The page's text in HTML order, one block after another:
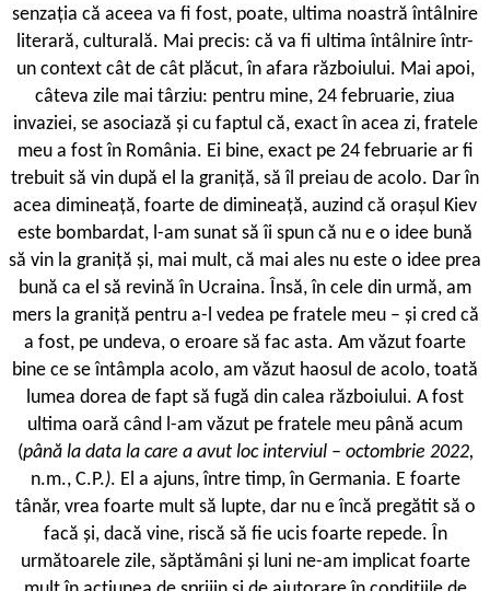
senzația că aceea va fi fost, poate, ultima noastră întâlnire
literară, culturală. Mai precis: că va fi ultima întâlnire într-
un context cât de cât plăcut, în afara războiului. Mai apoi,
câteva zile mai târziu: pentru mine, 24 februarie, ziua
invaziei, se asociază și cu faptul că, exact în acea zi, fratele
meu a fost în România. Ei bine, exact pe 24 februarie ar fi
trebuit să vin după el la graniță, să îl preiau de acolo. Dar în
acea dimineață, foarte de dimineață, auzind că orașul Kiev
este bombardat, l-am sunat să îi spun că nu e o idee bună
să vin la graniță și, mai mult, că mai ales nu este o idee prea
bună ca el să revină în Ucraina. Însă, în cele din urmă, am
mers la graniță pentru a-l vedea pe fratele meu – și cred că
a fost, pe undeva, o eroare să fac asta. Am văzut foarte
bine ce se întâmpla acolo, am văzut haosul de acolo, toată
lumea dorea de fapt să fugă din calea războiului. A fost
ultima oară când l-am văzut pe fratele meu până acum
(până la data la care a avut loc interviul – octombrie 2022,
n.m., C.P.). El a ajuns, între timp, în Germania. E foarte
tânăr, vrea foarte mult să lupte, dar nu e încă pregătit să o
facă și, dacă vine, riscă să fie ucis foarte repede. În
următoarele zile, săptămâni și luni ne-am implicat foarte